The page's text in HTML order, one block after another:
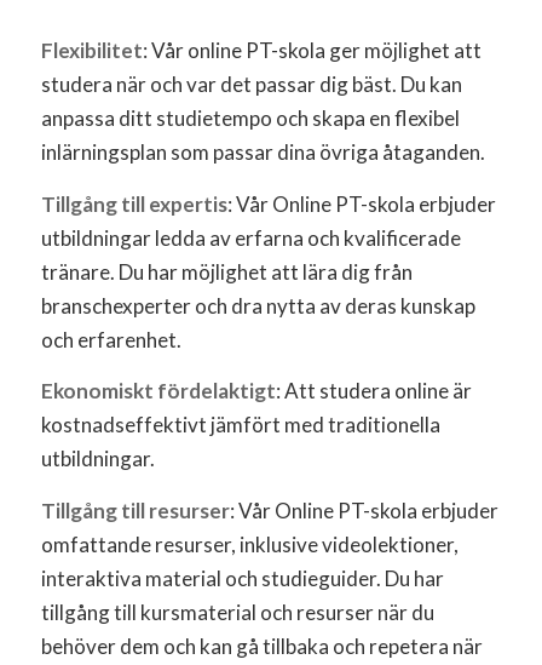
Flexibilitet: Vår online PT-skola ger möjlighet att
studera när och var det passar dig bäst. Du kan
anpassa ditt studietempo och skapa en flexibel
inlärningsplan som passar dina övriga åtaganden.
Tillgång till expertis: Vår Online PT-skola erbjuder
utbildningar ledda av erfarna och kvalificerade
tränare. Du har möjlighet att lära dig från
branschexperter och dra nytta av deras kunskap
och erfarenhet.
Ekonomiskt fördelaktigt: Att studera online är
kostnadseffektivt jämfört med traditionella
utbildningar.
Tillgång till resurser: Vår Online PT-skola erbjuder
omfattande resurser, inklusive videolektioner,
interaktiva material och studieguider. Du har
tillgång till kursmaterial och resurser när du
behöver dem och kan gå tillbaka och repetera när